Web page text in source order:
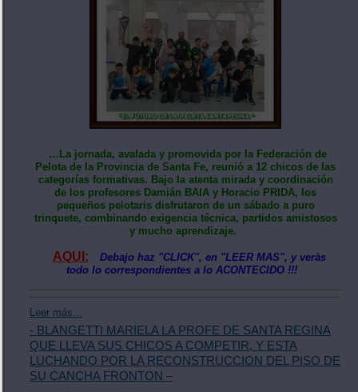
…La jornada, avalada y promovida por la Federación de
Pelota de la Provincia de Santa Fe, reunió a 12 chicos de las
categorías formativas. Bajo la atenta mirada y coordinación
de los profesores Damián BAIA y Horacio PRIDA, los
pequeños pelotaris disfrutaron de un sábado a puro
trinquete, combinando exigencia técnica, partidos amistosos
y mucho aprendizaje.
AQUI:
Debajo haz "CLICK", en "LEER MAS", y veràs
todo lo correspondientes a lo ACONTECIDO !!!
Leer más...
- BLANGETTI MARIELA LA PROFE DE SANTA REGINA
QUE LLEVA SUS CHICOS A COMPETIR, Y ESTA
LUCHANDO POR LA RECONSTRUCCION DEL PISO DE
SU CANCHA FRONTON –